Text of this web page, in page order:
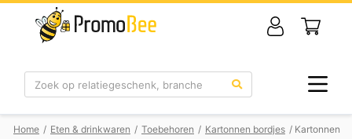
Zoek
Home / Eten & drinkwaren / Toebehoren / Kartonnen bordjes / Kartonnen